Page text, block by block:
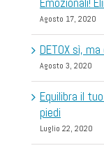
Agosto 17, 2020
DETOX sì,
Agosto 3, 2020
Equilibra il
piedi
Luglio 22, 2020